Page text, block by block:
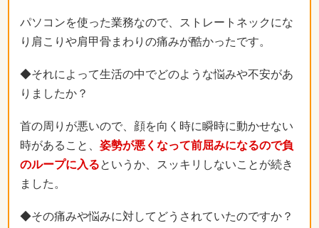
パソコンを使った業務なので、ストレートネックにな
り肩こりや肩甲骨まわりの痛みが酷かったです。
◆それによって生活の中でどのような悩みや不安があ
りましたか？
首の周りが悪いので、顔を向く時に瞬時に動かせない
時があること、 姿勢が悪くなって前屈みになるので負
のループに入るというか、スッキリしないことが続き
ました。
◆その痛みや悩みに対してどうされていたのですか？